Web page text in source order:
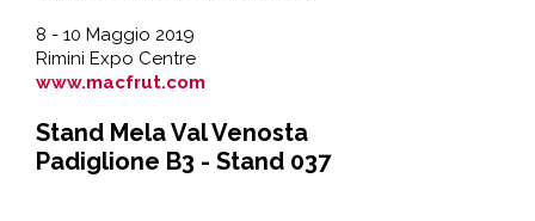
8 - 10 Maggio 2019
Rimini Expo Centre
www.macfrut.com
Stand Mela Val Venosta
Padiglione B3 - Stand 037